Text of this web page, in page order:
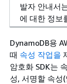
발자 안내서
에 대한 정보
DynamoDB용
때 속성 작업을
암호화 SDK는
성, 서명할 속성